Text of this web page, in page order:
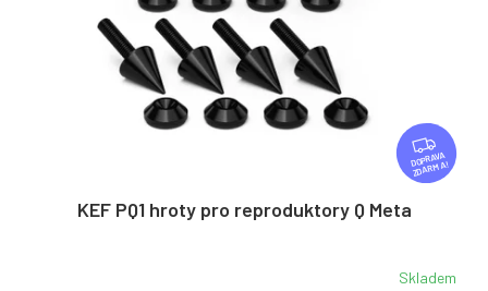
Z
D
A
ZDARMA
KEF PQ1 hroty pro reproduktory Q Meta
Skladem